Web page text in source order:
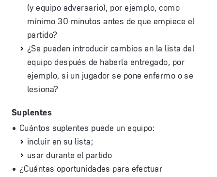
(y equipo adversario), por ejemplo, como
mínimo 30 minutos antes de que empiece el
partido?
¿Se pueden introducir cambios en la lista del
equipo después de haberla entregado, por
ejemplo, si un jugador se pone enfermo o se
lesiona?
Suplentes
Cuántos suplentes puede un equipo:
incluir en su lista;
usar durante el partido
¿Cuántas oportunidades para efectuar